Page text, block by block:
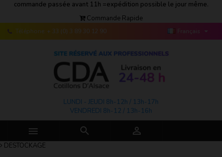
commande passée avant 11h =expédition possible le jour même.
Commande Rapide
Téléphone: + 33 (0) 3 89 30 12 90 Français 
LUNDI - JEUDI 8h-12h / 13h-17h
VENDREDI 8h-12 / 13h-16h
  
DESTOCKAGE